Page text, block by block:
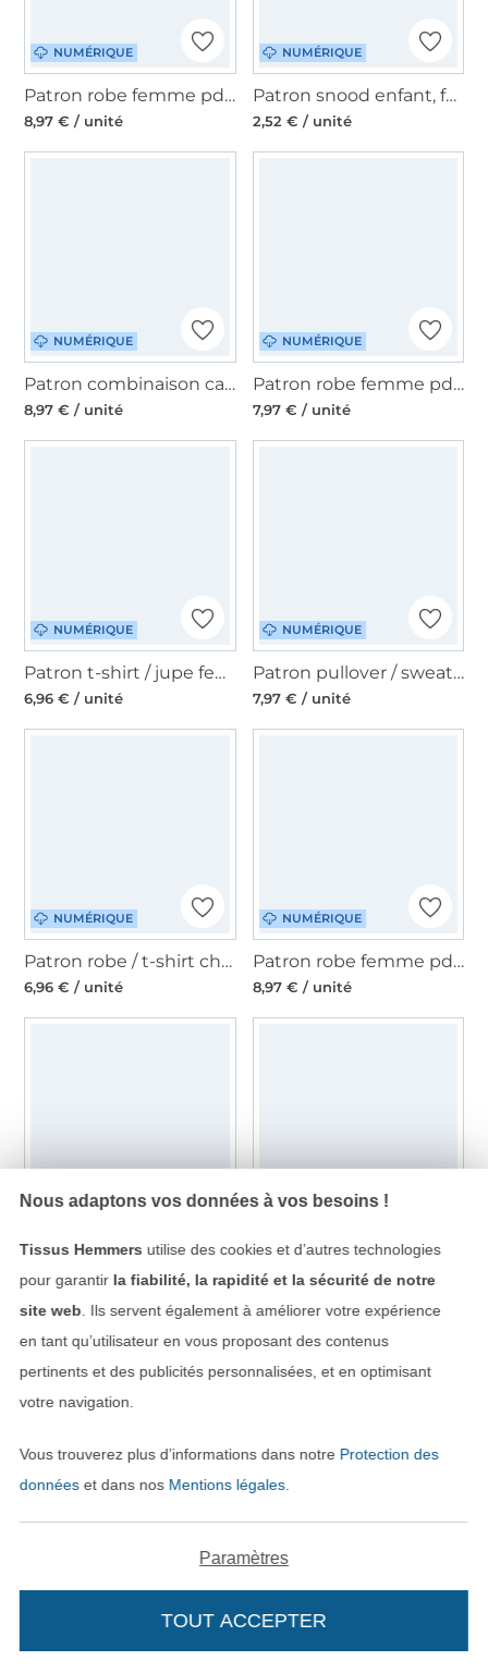
NUMÉRIQUE
Patron robe femme pdf Luxuria Erbsünde, en allemand
8,97 € / unité
NUMÉRIQUE
Patron snood enfant, femme & homme pdf Loopi Erbsünde, en allemand
2,52 € / unité
NUMÉRIQUE
Patron combinaison cache-coeur femme pdf Londrina Erbsünde, en allemand
8,97 € / unité
NUMÉRIQUE
Patron robe femme pdf Joia Erbsünde, en allemand
7,97 € / unité
NUMÉRIQUE
Patron t-shirt / jupe femme pdf Invidia Erbsünde, en allemand
6,96 € / unité
NUMÉRIQUE
Patron pullover / sweat-shirt homme pdf Hero Erbsünde, en allemand
7,97 € / unité
NUMÉRIQUE
Patron robe / t-shirt chauve-souris femme pdf Gula Erbsünde, en allemand
6,96 € / unité
NUMÉRIQUE
Patron robe femme pdf Femea Erbsünde, en allemand
8,97 € / unité
NUMÉRIQUE
Patron tunique / pullover raglan femme pdf Felicia Erbsünde, en allemand
7,97 € / unité
NUMÉRIQUE
7,97 € / unité
6,96 € / unité
Nous adaptons vos données à vos besoins !
Tissus Hemmers utilise des cookies et d’autres technologies
pour garantir la fiabilité, la rapidité et la sécurité de notre
site web . Ils servent également à améliorer votre expérience
en tant qu’utilisateur en vous proposant des contenus
pertinents et des publicités personnalisées, et en optimisant
votre navigation.
Vous trouverez plus d’informations dans notre Protection des
donnéeset dans nos Mentions légales.
Paramètres
TOUT ACCEPTER